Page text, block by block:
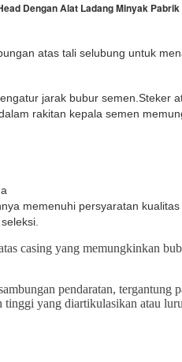
Dengan Alat Ladang Minyak Pabrik
atas tali selubung untuk
jarak bubur
rakitan kepala semen
memenuhi persyaratan
casing yang memungkinkan
pendaratan, tergantung
yang diartikulasikan atau